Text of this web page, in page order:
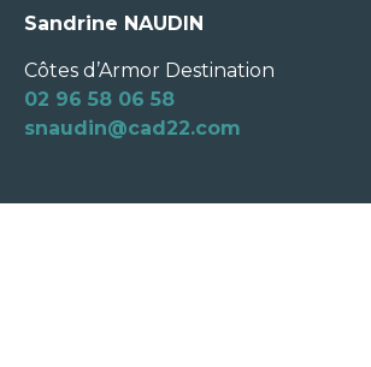
Sandrine NAUDIN
Côtes d’Armor Destination
02 96 58 06 58
snaudin@cad22.com